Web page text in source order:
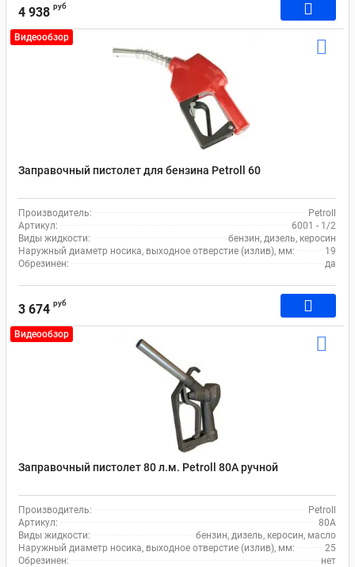
4 938 руб
Видеообзор
Заправочный пистолет для бензина Petroll 60
Производитель:
Petroll
Артикул:
6001 - 1/2
Виды жидкости:
бензин, дизель, керосин
Наружный диаметр носика, выходное отверстие (излив), мм:
19
Обрезинен:
да
3 674 руб
Видеообзор
Заправочный пистолет 80 л.м. Petroll 80А ручной
Производитель:
Petroll
Артикул:
80A
Виды жидкости:
бензин, дизель, керосин, масло
Наружный диаметр носика, выходное отверстие (излив), мм:
25
Обрезинен:
нет